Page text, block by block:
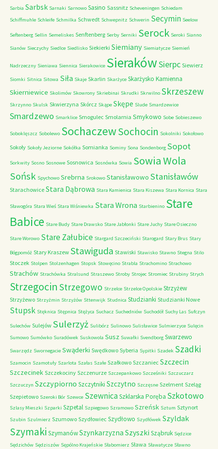
Sarbia Sarbsk Sarnaki Sarnowo Sasino Sassnitz Scheveningen Schiedam
Schiffmuhle Schleife Schmilka Schwedt Schwepnitz Schwerin Secymin Seelow
Seftenberg Sellin Semeliskes Senftenberg Serby Serniki Serock Seroki Sianno
Sianów Sieczychy Siedlce Siedlisko Siekierki Siemiany Siemiatycze Siemień
Nadrzeczny Sieniawa Siennica Sierakowice SierakówSierpc Siewierz
Siomki Sitnica Sitowa Siła Skaje Skarlin Skarżyce Skarżysko Kamienna
Skierniewice Skolimów Skowrony Skriebinai Skrudki Skrwilno Skrzeszew
Skrzynno Skulsk Skwierzyna Skórcz Skąpe Skępe Slude Smardzewice
Smardzewo Smarklice Smogulec Smolarnia Smykowo Sobe Sobieszewo
Soboklęszcz Sobolewo SochaczewSochocin Sokolniki Sokołowo
Sokoły Sokoły Jeziorne Sokółka Somianka Sominy Sona Sondenborg Sopot
Sorkwity Sosno Sosnowe Sosnowica Sosnówka Sowia Sowia Wola
Sońsk Spychowo Srebrna Srokowo Stanisławowo Stanisławów
Starachowice Stara Dąbrowa Stara Kamienica Stara Kiszewa Stara Kornica Stara
Sławogóra Stara Wieś Stara Wiśniewka Stara Wrona Starbienino Stare
Babice Stare Budy Stare Drawsko Stare Jabłonki Stare Juchy Stare Osieczno
Stare Worowo Stare Załubice Stargard Szczeciński Starogard Stary Brus Stary
Bógpomóż Stary Kraszew Stawiguda Stawiski Stawisko Stawno Stegna Stilo
Stoczek Stolpen Stolzenhagen Stopsk Stowęcino Strabla Strachomino Strachowo
Strachów Strachówka Stralsund Straszewo Stroby Strojec Stromiec Strubiny Strych
Strzegocin Strzegowo Strzelce Strzelce Opolskie Strzyżew
Strzyżewo Strzyżmin Strzyżów Sttenwijk Studnica Studzianki Studzianki Nowe
Stupsk Stęknica Stępnica Stężyca Suchacz Suchedniów Suchodół Suchy Las Sufczyn
Sulechów Sulejów Sulerzyż Sulibórz Sulinowo Sulisławice Sulmierzyce Sulęcin
Sumowo Sumówko Suradówek Suskowola Susz Suwałki Svendborg Swarzewo
Swarzędz Swornegacie Swąderki Swędkowo Syberia Sypitki Szadek Szadki
Szamocin Szamotuły Szarlota Szałas Szałe Szałkowo Szczaniec Szczecin
Szczecinek Szczekociny Szczenurze Szczepankowo Szcześniki Szczuczarz
Szczuczyn Szczypiorno Szczytniki Szczytno Szczęsne Szelment Szeląg
Szepietowo Szeroki Bór Szewce SzewnicaSzklarska Poręba Szkotowo
Szlasy Mieszki Szparki Szpetal Szpiegowo Szramowo Szreńsk Sztum Sztynort
Szubin Szulmierz Szumowo Szydłowiec Szydłowo Szydłówek Szyldak
Szymaki SzymanówSzynkarzyzna Szyszki Sząbruk Sędzice
Sędzichów Sędziszów Sępólno Krajeńskie Słabomierz Sława Sławatycze Sławno